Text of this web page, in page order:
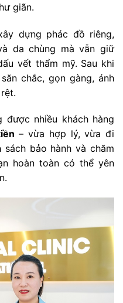
giãn.
dựng phác đồ riêng,
da chùng mà vẫn giữ
vết thẩm mỹ. Sau khi
chắc, gọn gàng, ánh
nhiều khách hàng
– vừa hợp lý, vừa đi
bảo hành và chăm
hoàn toàn có thể yên